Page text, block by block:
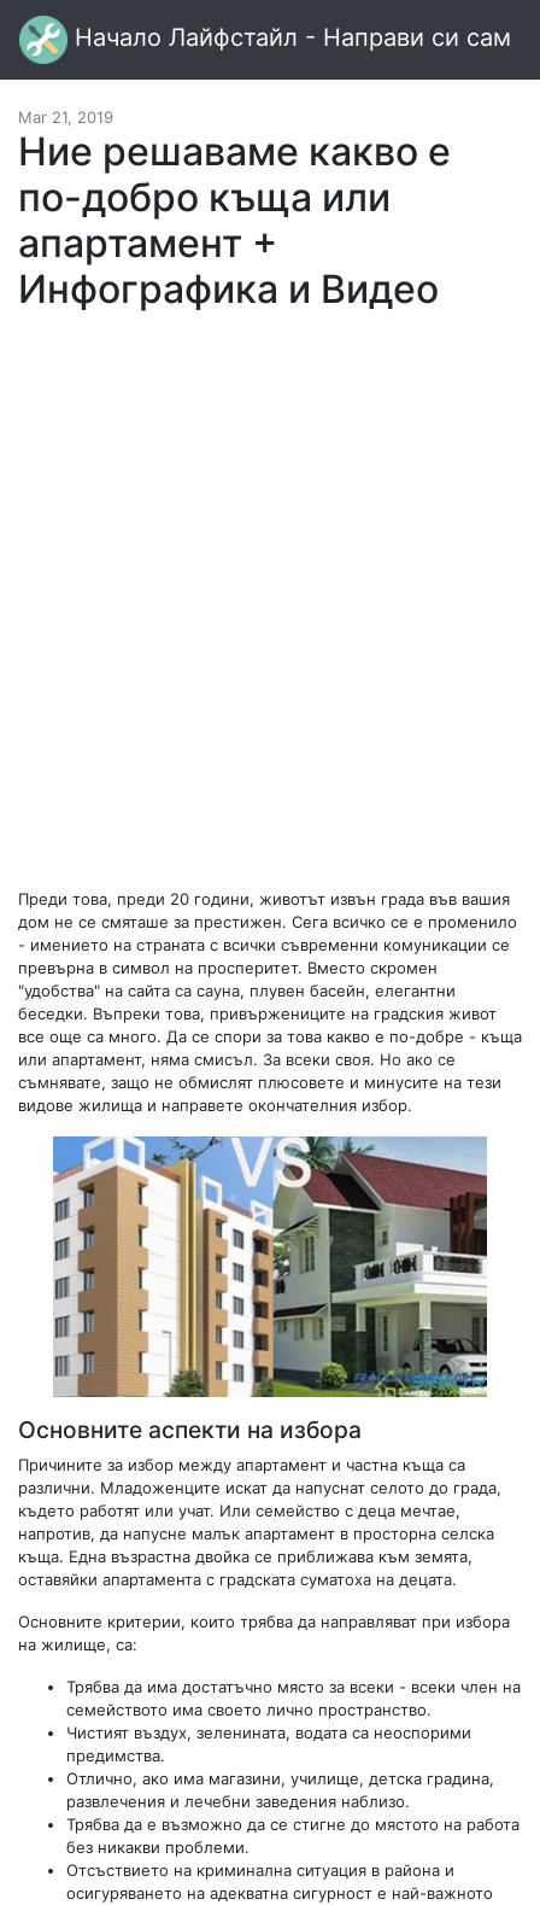
Начало Лайфстайл - Направи си сам
Mar 21, 2019
Ние решаваме какво е
по-добро къща или
апартамент +
Инфографика и Видео
Преди това, преди 20 години, животът извън града във вашия
дом не се смяташе за престижен. Сега всичко се е променило
- имението на страната с всички съвременни комуникации се
превърна в символ на просперитет. Вместо скромен
"удобства" на сайта са сауна, плувен басейн, елегантни
беседки. Въпреки това, привържениците на градския живот
все още са много. Да се ​​спори за това какво е по-добре - къща
или апартамент, няма смисъл. За всеки своя. Но ако се
съмнявате, защо не обмислят плюсовете и минусите на тези
видове жилища и направете окончателния избор.
Основните аспекти на избора
Причините за избор между апартамент и частна къща са
различни. Младоженците искат да напуснат селото до града,
където работят или учат. Или семейство с деца мечтае,
напротив, да напусне малък апартамент в просторна селска
къща. Една възрастна двойка се приближава към земята,
оставяйки апартамента с градската суматоха на децата.
Основните критерии, които трябва да направляват при избора
на жилище, са:
Трябва да има достатъчно място за всеки - всеки член на
семейството има своето лично пространство.
Чистият въздух, зеленината, водата са неоспорими
предимства.
Отлично, ако има магазини, училище, детска градина,
развлечения и лечебни заведения наблизо.
Трябва да е възможно да се стигне до мястото на работа
без никакви проблеми.
Отсъствието на криминална ситуация в района и
осигуряването на адекватна сигурност е най-важното